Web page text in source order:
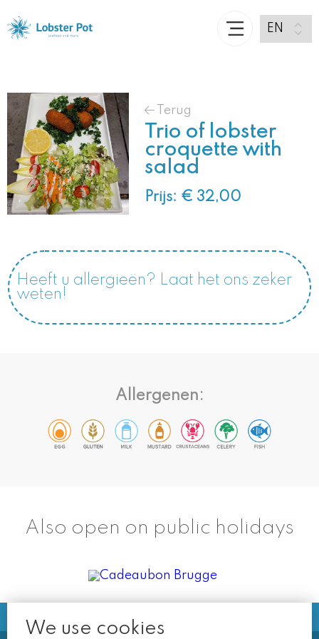
Terug
Trio of lobster
croquette with
salad
Prijs: € 32,00
Heeft u allergieën? Laat het ons zeker
weten!
Allergenen:
Also open on public holidays
We use cookies